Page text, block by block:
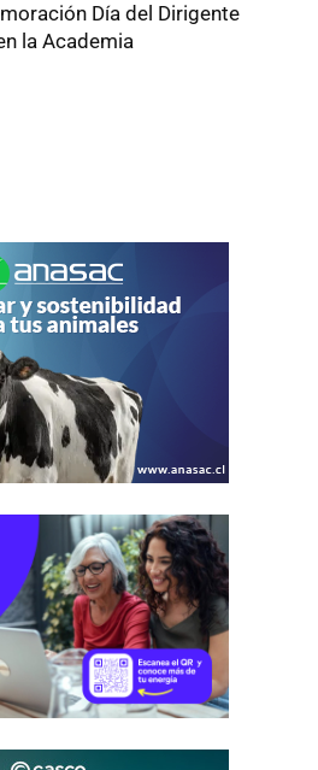
Día del Dirigente
la Academia